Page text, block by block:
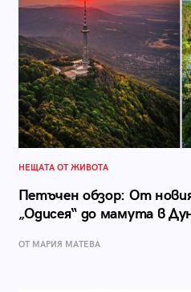
НЕЩАТА ОТ ЖИВОТА
Петъчен обзор: От
„Одисея“ до мамута в
ОТ МАРИЯ МАТЕВА